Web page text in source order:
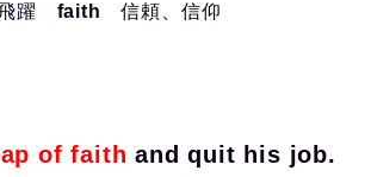
躍 faith信頼、信仰
of faith and quit his job.